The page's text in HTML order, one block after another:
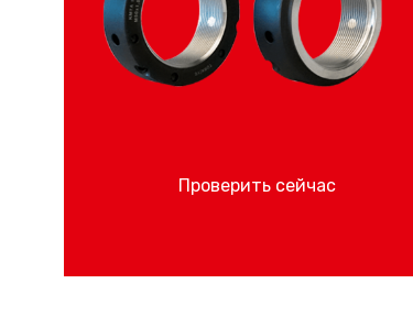
Проверить сейчас